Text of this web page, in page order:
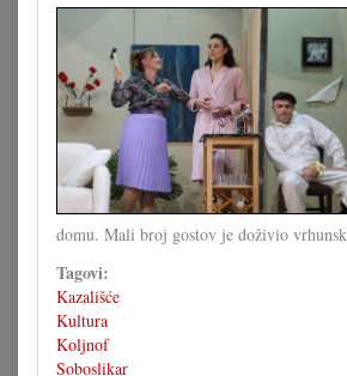
domu. Mali broj gostov je doživio
Tagovi:
Kazališće
Kultura
Koljnof
Soboslikar